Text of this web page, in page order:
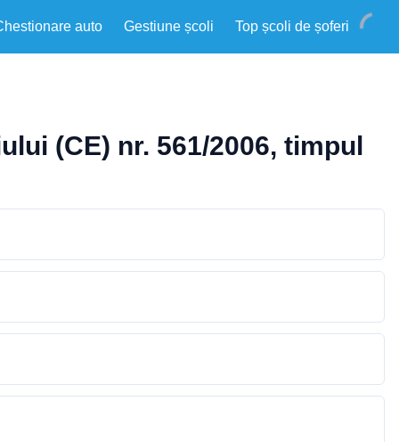
auto Gestiune școli Top școli de șoferi
(CE) nr. 561/2006, timpul